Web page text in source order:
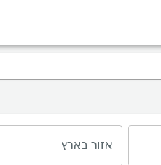
אזור בארץ